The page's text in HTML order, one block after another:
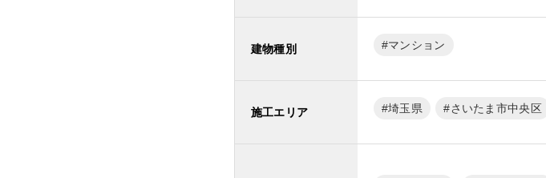
建物種別 マンション
施工エリア 埼玉県 さいたま市中央区